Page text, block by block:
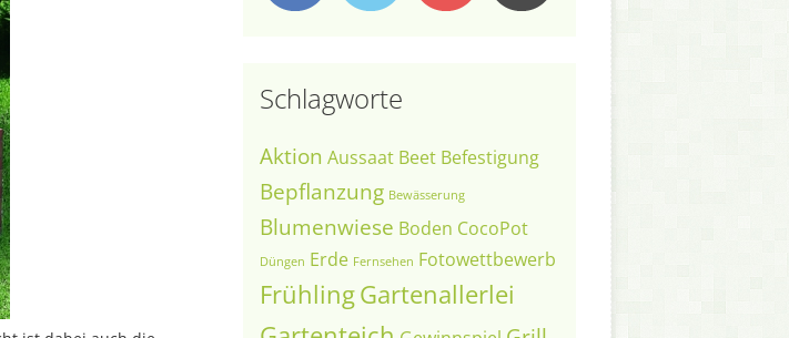
Schlagworte
Aktion Aussaat Beet Befestigung
Bepflanzung Bewässerung
Blumenwiese Boden CocoPot
Düngen Erde Fernsehen Fotowettbewerb
FrühlingGartenallerlei